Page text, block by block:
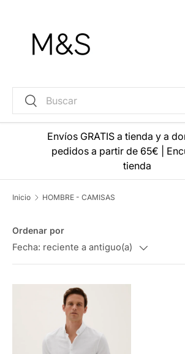
Buscar
Buscar
Envíos GRATIS a tienda y a
pedidos a partir de 65€
tienda
Inicio HOMBRE - CAMISAS
Ordenar por
Fecha: reciente a antiguo(a)